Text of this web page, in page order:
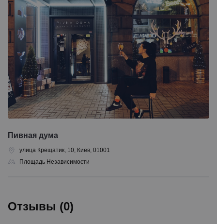
Пивная дума
улица Крещатик, 10, Киев, 01001
Площадь Независимости
Отзывы (0)